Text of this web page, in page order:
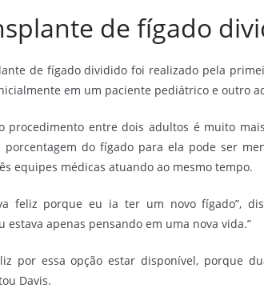
de fígado
de fígado dividido foi realizado pela
em um paciente pediátrico e outro
procedimento entre dois adultos é muito
porcentagem do fígado para ela pode ser
equipes médicas atuando ao mesmo tempo.
feliz porque eu ia ter um novo fígado”,
estava apenas pensando em uma nova vida.”
por essa opção estar disponível, porque
Davis.